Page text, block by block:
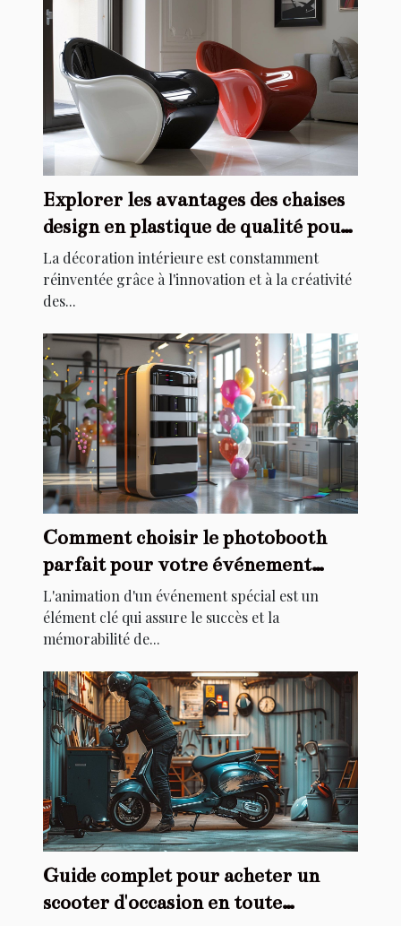
Explorer les avantages des chaises
design en plastique de qualité pour
la décoration intérieure
La décoration intérieure est constamment
réinventée grâce à l'innovation et à la créativité
des...
Comment choisir le photobooth
parfait pour votre événement
spécial
L'animation d'un événement spécial est un
élément clé qui assure le succès et la
mémorabilité de...
Guide complet pour acheter un
scooter d'occasion en toute